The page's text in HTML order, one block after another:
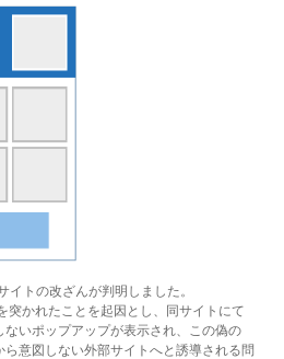
トの改ざんが判明しました。
突かれたことを起因とし、同サイトにて
いポップアップが表示され、この偽の
意図しない外部サイトへと誘導される問